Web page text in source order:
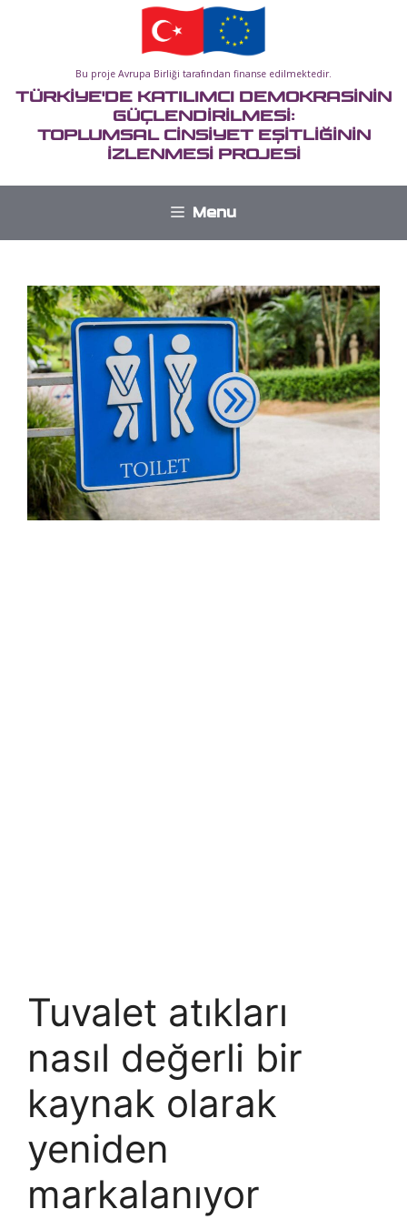
Bu proje Avrupa Birliği tarafından finanse edilmektedir.
TÜRKİYE'DE KATILIMCI DEMOKRASİNİN
GÜÇLENDİRİLMESİ:
TOPLUMSAL CİNSİYET EŞİTLİĞİNİN
İZLENMESİ PROJESİ
Menu
Tuvalet atıkları
nasıl değerli bir
kaynak olarak
yeniden
markalanıyor